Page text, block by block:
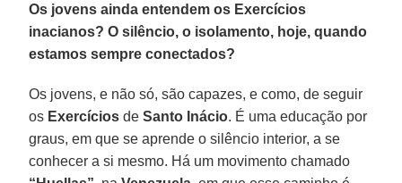
Os jovens ainda entendem os Exercícios
inacianos? O silêncio, o isolamento, hoje, quando
estamos sempre conectados?
Os jovens, e não só, são capazes, e como, de seguir
os Exercícios deSanto Inácio. É uma educação por
graus, em que se aprende o silêncio interior, a se
conhecer a si mesmo. Há um movimento chamado